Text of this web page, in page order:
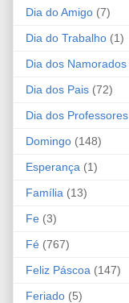
Dia do Amigo (7)
Dia do Trabalho (1)
Dia dos Namorados
Dia dos Pais (72)
Dia dos Professores
Domingo (148)
Esperança (1)
Família (13)
Fe (3)
Fé (767)
Feliz Páscoa (147)
Feriado (5)